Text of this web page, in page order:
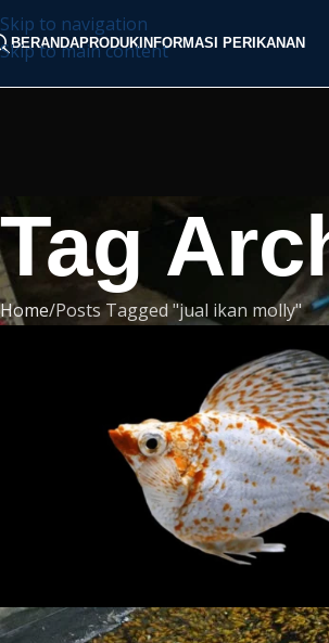
Skip to navigation
Skip to main content
BERANDAPRODUK INFORMASI PERIKANAN
Tag
Home Posts Tagged "jual ikan molly"